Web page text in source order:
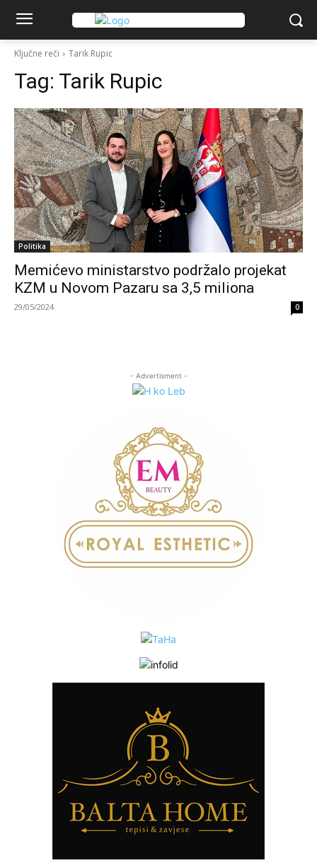
Ključne reči Tarik Rupic
Tag: Tarik Rupic
Politika
Memićevo ministarstvo podržalo projekat
KZM u Novom Pazaru sa 3,5 miliona
29/05/2024 0
- Advertisment -